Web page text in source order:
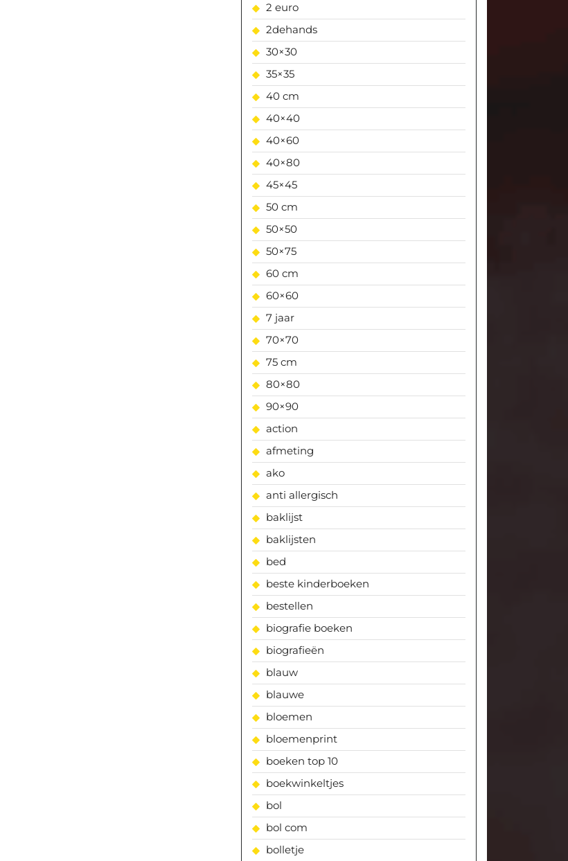
2 euro
2dehands
30×30
35×35
40 cm
40×40
40×60
40×80
45×45
50 cm
50×50
50×75
60 cm
60×60
7 jaar
70×70
75 cm
80×80
90×90
action
afmeting
ako
anti allergisch
baklijst
baklijsten
bed
beste kinderboeken
bestellen
biografie boeken
biografieën
blauw
blauwe
bloemen
bloemenprint
boeken top 10
boekwinkeltjes
bol
bol com
bolletje